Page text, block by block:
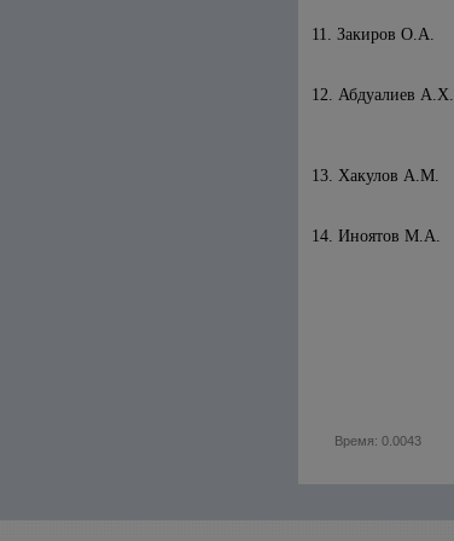
11. Закиров О.А.
12. Абдуалиев А.Х.
13. Хакулов А.М.
14. Иноятов М.А.
Время: 0.0043